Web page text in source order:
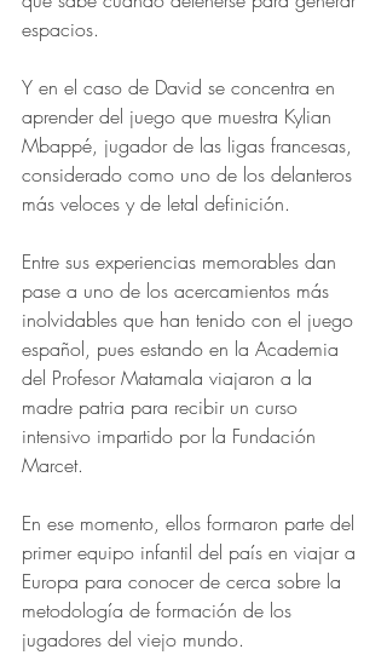
espacios.
Y en el caso de David se concentra en
aprender del juego que muestra Kylian
Mbappé, jugador de las ligas francesas,
considerado como uno de los delanteros
más veloces y de letal definición.
Entre sus experiencias memorables dan
pase a uno de los acercamientos más
inolvidables que han tenido con el juego
español, pues estando en la Academia
del Profesor Matamala viajaron a la
madre patria para recibir un curso
intensivo impartido por la Fundación
Marcet.
En ese momento, ellos formaron parte del
primer equipo infantil del país en viajar a
Europa para conocer de cerca sobre la
metodología de formación de los
jugadores del viejo mundo.